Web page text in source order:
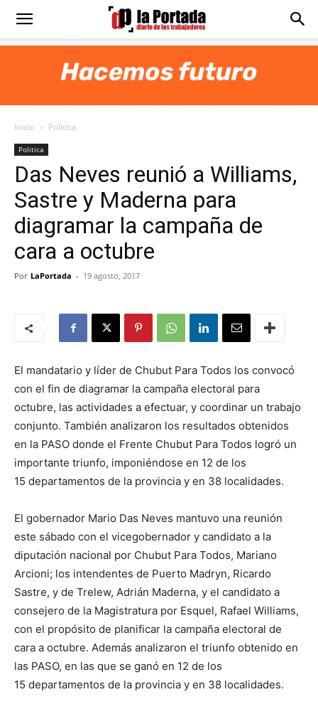
Diario
Portada
Inicio Politica
Politica
Das Neves reunió a Williams,
Sastre y Maderna para
diagramar la campaña de
cara a octubre
Por LaPortada - 19 agosto, 2017
El mandatario y líder de Chubut Para Todos los convocó
con el fin de diagramar la campaña electoral para
octubre, las actividades a efectuar, y coordinar un trabajo
conjunto. También analizaron los resultados obtenidos
en la PASO donde el Frente Chubut Para Todos logró un
importante triunfo, imponiéndose en 12 de los
15 departamentos de la provincia y en 38 localidades.
El gobernador Mario Das Neves mantuvo una reunión
este sábado con el vicegobernador y candidato a la
diputación nacional por Chubut Para Todos, Mariano
Arcioni; los intendentes de Puerto Madryn, Ricardo
Sastre, y de Trelew, Adrián Maderna, y el candidato a
consejero de la Magistratura por Esquel, Rafael Williams,
con el propósito de planificar la campaña electoral de
cara a octubre. Además analizaron el triunfo obtenido en
las PASO, en las que se ganó en 12 de los
15 departamentos de la provincia y en 38 localidades.